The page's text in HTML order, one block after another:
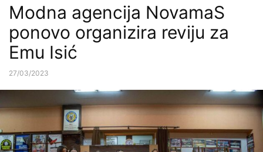
Modna agencija NovamaS
ponovo organizira reviju za
Emu Isić
27/03/2023